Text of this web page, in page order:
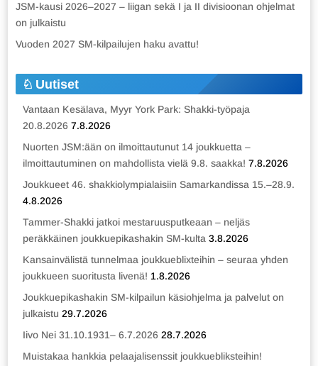
JSM-kausi 2026–2027 – liigan sekä I ja II divisioonan ohjelmat
on julkaistu
Vuoden 2027 SM-kilpailujen haku avattu!
Uutiset
Vantaan Kesälava, Myyr York Park: Shakki-työpaja
20.8.2026 7.8.2026
Nuorten JSM:ään on ilmoittautunut 14 joukkuetta –
ilmoittautuminen on mahdollista vielä 9.8. saakka! 7.8.2026
Joukkueet 46. shakkiolympialaisiin Samarkandissa 15.–28.9.
4.8.2026
Tammer-Shakki jatkoi mestaruusputkeaan – neljäs
peräkkäinen joukkuepikashakin SM-kulta 3.8.2026
Kansainvälistä tunnelmaa joukkueblixteihin – seuraa yhden
joukkueen suoritusta livenä! 1.8.2026
Joukkuepikashakin SM-kilpailun käsiohjelma ja palvelut on
julkaistu 29.7.2026
Iivo Nei 31.10.1931– 6.7.2026 28.7.2026
Muistakaa hankkia pelaajalisenssit joukkuebliksteihin!